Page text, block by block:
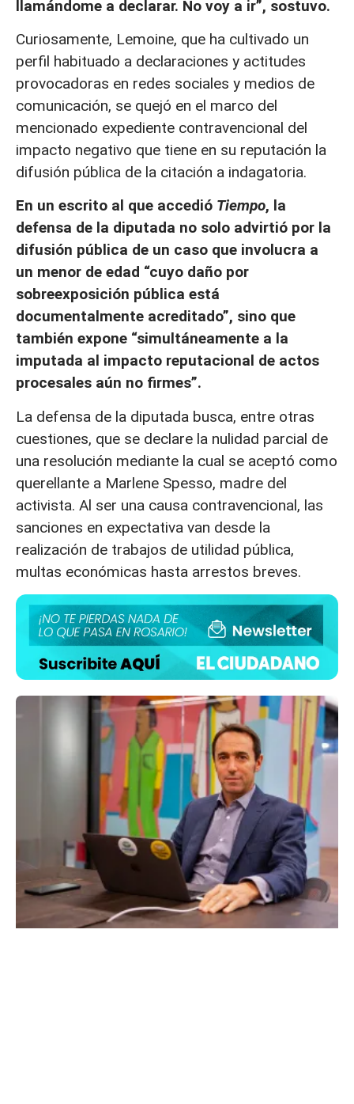
llamándome a declarar. No voy a ir”, sostuvo.
Curiosamente, Lemoine, que ha cultivado un
perfil habituado a declaraciones y actitudes
provocadoras en redes sociales y medios de
comunicación, se quejó en el marco del
mencionado expediente contravencional del
impacto negativo que tiene en su reputación la
difusión pública de la citación a indagatoria.
En un escrito al que accedió Tiempo, la
defensa de la diputada no solo advirtió por la
difusión pública de un caso que involucra a
un menor de edad “cuyo daño por
sobreexposición pública está
documentalmente acreditado”, sino que
también expone “simultáneamente a la
imputada al impacto reputacional de actos
procesales aún no firmes”.
La defensa de la diputada busca, entre otras
cuestiones, que se declare la nulidad parcial de
una resolución mediante la cual se aceptó como
querellante a Marlene Spesso, madre del
activista. Al ser una causa contravencional, las
sanciones en expectativa van desde la
realización de trabajos de utilidad pública,
multas económicas hasta arrestos breves.